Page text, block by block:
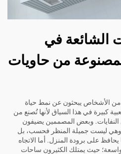
الشائعة في
من حاويات
من الأشخاص يبحثون عن نمط حياة
كبيرة في هذا السياق لأنها تُصنع من
وبعض المصممين يضيفون
وهي ليست جميلة المنظر فحسب، بل
على برودة المنزل. أما الاتجاه
حيث يمتلك الكثيرون ساحات